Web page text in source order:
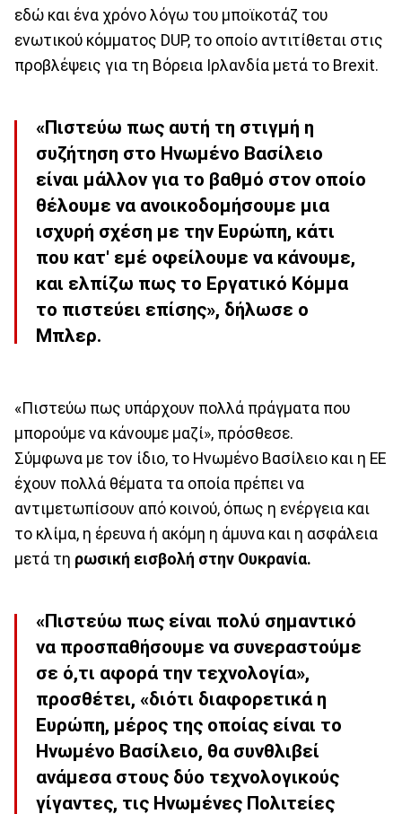
εδώ και ένα χρόνο λόγω του μποϊκοτάζ του
ενωτικού κόμματος DUP, το οποίο αντιτίθεται στις
προβλέψεις για τη Βόρεια Ιρλανδία μετά το Brexit.
«Πιστεύω πως αυτή τη στιγμή η
συζήτηση στο Ηνωμένο Βασίλειο
είναι μάλλον για το βαθμό στον οποίο
θέλουμε να ανοικοδομήσουμε μια
ισχυρή σχέση με την Ευρώπη, κάτι
που κατ' εμέ οφείλουμε να κάνουμε,
και ελπίζω πως το Εργατικό Κόμμα
το πιστεύει επίσης», δήλωσε ο
Μπλερ.
«Πιστεύω πως υπάρχουν πολλά πράγματα που
μπορούμε να κάνουμε μαζί», πρόσθεσε.
Σύμφωνα με τον ίδιο, το Ηνωμένο Βασίλειο και η ΕΕ
έχουν πολλά θέματα τα οποία πρέπει να
αντιμετωπίσουν από κοινού, όπως η ενέργεια και
το κλίμα, η έρευνα ή ακόμη η άμυνα και η ασφάλεια
μετά τη ρωσική εισβολή στην Ουκρανία.
«Πιστεύω πως είναι πολύ σημαντικό
να προσπαθήσουμε να συνεραστούμε
σε ό,τι αφορά την τεχνολογία»,
προσθέτει, «διότι διαφορετικά η
Ευρώπη, μέρος της οποίας είναι το
Ηνωμένο Βασίλειο, θα συνθλιβεί
ανάμεσα στους δύο τεχνολογικούς
γίγαντες, τις Ηνωμένες Πολιτείες